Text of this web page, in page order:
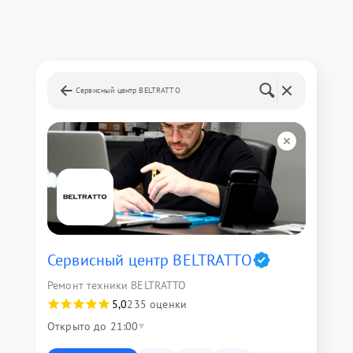
Сервисный центр BELTRATTO
Сервисный центр BELTRATTO
Ремонт техники BELTRATTO
5,0235 оценки
Открыто до 21:00